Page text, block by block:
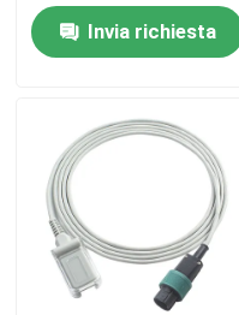
Prodotti
Circa noi
Giro della fabbrica
Invia richiesta